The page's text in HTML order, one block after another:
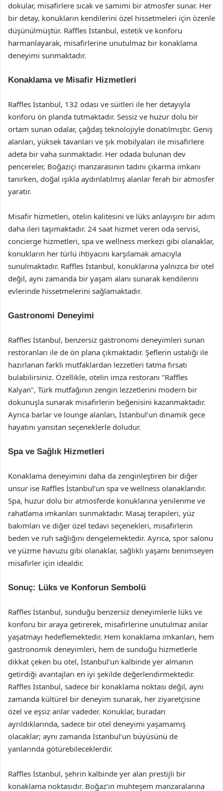
dokular, misafirlere sıcak ve samimi bir atmosfer sunar. Her
bir detay, konukların kendilerini özel hissetmeleri için özenle
düşünülmüştür. Raffles İstanbul, estetik ve konforu
harmanlayarak, misafirlerine unutulmaz bir konaklama
deneyimi sunmaktadır.
Konaklama ve Misafir Hizmetleri
Raffles İstanbul, 132 odası ve süitleri ile her detayıyla
konforu ön planda tutmaktadır. Sessiz ve huzur dolu bir
ortam sunan odalar, çağdaş teknolojiyle donatılmıştır. Geniş
alanları, yüksek tavanları ve şık mobilyaları ile misafirlere
adeta bir vaha sunmaktadır. Her odada bulunan dev
pencereler, Boğaziçi manzarasının tadını çıkarma imkanı
tanırken, doğal ışıkla aydınlatılmış alanlar ferah bir atmosfer
yaratır.
Misafir hizmetleri, otelin kalitesini ve lüks anlayışını bir adım
daha ileri taşımaktadır. 24 saat hizmet veren oda servisi,
concierge hizmetleri, spa ve wellness merkezi gibi olanaklar,
konukların her türlü ihtiyacını karşılamak amacıyla
sunulmaktadır. Raffles İstanbul, konuklarına yalnızca bir otel
değil, aynı zamanda bir yaşam alanı sunarak kendilerini
evlerinde hissetmelerini sağlamaktadır.
Gastronomi Deneyimi
Raffles İstanbul, benzersiz gastronomi deneyimleri sunan
restoranları ile de ön plana çıkmaktadır. Şeflerin ustalığı ile
hazırlanan farklı mutfaklardan lezzetleri tatma fırsatı
bulabilirsiniz. Özellikle, otelin imza restoranı "Raffles
Kalyan", Türk mutfağının zengin lezzetlerini modern bir
dokunuşla sunarak misafirlerin beğenisini kazanmaktadır.
Ayrıca barlar ve lounge alanları, İstanbul’un dinamik gece
hayatını yansıtan seçeneklerle doludur.
Spa ve Sağlık Hizmetleri
Konaklama deneyimini daha da zenginleştiren bir diğer
unsur ise Raffles İstanbul’un spa ve wellness olanaklarıdır.
Spa, huzur dolu bir atmosferde konuklarına yenilenme ve
rahatlama imkanları sunmaktadır. Masaj terapileri, yüz
bakımları ve diğer özel tedavi seçenekleri, misafirlerin
beden ve ruh sağlığını dengelemektedir. Ayrıca, spor salonu
ve yüzme havuzu gibi olanaklar, sağlıklı yaşamı benimseyen
misafirler için idealdir.
Sonuç: Lüks ve Konforun Sembolü
Raffles İstanbul, sunduğu benzersiz deneyimlerle lüks ve
konforu bir araya getirerek, misafirlerine unutulmaz anılar
yaşatmayı hedeflemektedir. Hem konaklama imkanları, hem
gastronomik deneyimleri, hem de sunduğu hizmetlerle
dikkat çeken bu otel, İstanbul’un kalbinde yer almanın
getirdiği avantajları en iyi şekilde değerlendirmektedir.
Raffles İstanbul, sadece bir konaklama noktası değil, aynı
zamanda kültürel bir deneyim sunarak, her ziyaretçisine
özel ve eşsiz anlar vadeder. Konuklar, buradan
ayrıldıklarında, sadece bir otel deneyimi yaşamamış
olacaklar; aynı zamanda İstanbul’un büyüsünü de
yanlarında götürebileceklerdir.
Raffles İstanbul, şehrin kalbinde yer alan prestijli bir
konaklama noktasıdır. Boğaz’ın muhteşem manzaralarına